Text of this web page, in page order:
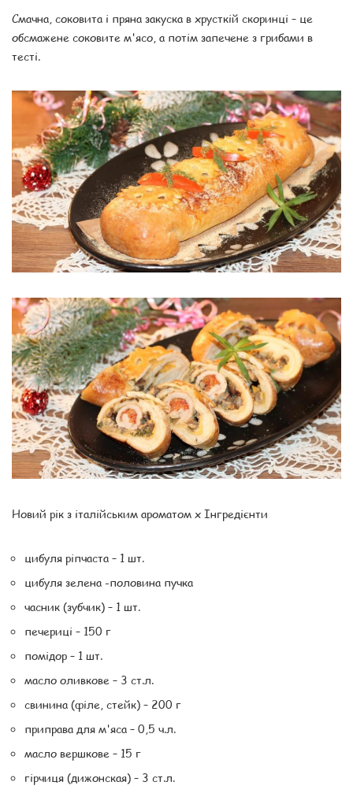
Смачна, соковита і пряна закуска в хрусткій скоринці – це
обсмажене соковите м'ясо, а потім запечене з грибами в
тесті.
Новий рік з італійським ароматом x Інгредієнти
цибуля ріпчаста – 1 шт.
цибуля зелена -половина пучка
часник (зубчик) – 1 шт.
печериці – 150 г
помідор – 1 шт.
масло оливкове – 3 ст.л.
свинина (філе, стейк) – 200 г
приправа для м'яса – 0,5 ч.л.
масло вершкове – 15 г
гірчиця (дижонская) – 3 ст.л.